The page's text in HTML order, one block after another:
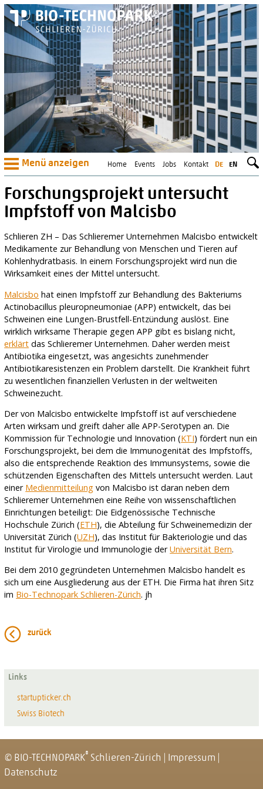
Menü anzeigen DE EN
Home Events Jobs Kontakt
Forschungsprojekt untersucht
Impfstoff von Malcisbo
Schlieren ZH – Das Schlieremer Unternehmen Malcisbo entwickelt
Medikamente zur Behandlung von Menschen und Tieren auf
Kohlenhydratbasis. In einem Forschungsprojekt wird nun die
Wirksamkeit eines der Mittel untersucht.
Malcisbo hat einen Impfstoff zur Behandlung des Bakteriums
Actinobacillus pleuropneumoniae (APP) entwickelt, das bei
Schweinen eine Lungen-Brustfell-Entzündung auslöst. Eine
wirklich wirksame Therapie gegen APP gibt es bislang nicht,
erklärt das Schlieremer Unternehmen. Daher werden meist
Antibiotika eingesetzt, was angesichts zunehmender
Antibiotikaresistenzen ein Problem darstellt. Die Krankheit führt
zu wesentlichen finanziellen Verlusten in der weltweiten
Schweinezucht.
Der von Malcisbo entwickelte Impfstoff ist auf verschiedene
Arten wirksam und greift daher alle APP-Serotypen an. Die
Kommission für Technologie und Innovation (KTI) fördert nun ein
Forschungsprojekt, bei dem die Immunogenität des Impfstoffs,
also die entsprechende Reaktion des Immunsystems, sowie die
schützenden Eigenschaften des Mittels untersucht werden. Laut
einer Medienmitteilung von Malcisbo ist daran neben dem
Schlieremer Unternehmen eine Reihe von wissenschaftlichen
Einrichtungen beteiligt: Die Eidgenössische Technische
Hochschule Zürich (ETH), die Abteilung für Schweinemedizin der
Universität Zürich (UZH), das Institut für Bakteriologie und das
Institut für Virologie und Immunologie derUniversität Bern.
Bei dem 2010 gegründeten Unternehmen Malcisbo handelt es
sich um eine Ausgliederung aus der ETH. Die Firma hat ihren Sitz
im Bio-Technopark Schlieren-Zürich. jh
zurück
Links
startupticker.ch
Swiss Biotech
© BIO-TECHNOPARK® Schlieren-Zürich Impressum
Datenschutz